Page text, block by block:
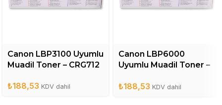
Canon LBP3100 Uyumlu
Muadil Toner – CRG712
₺188,53 KDV dahil
Canon LBP6000
Uyumlu Muadil Toner –
₺188,53 KDV dahil